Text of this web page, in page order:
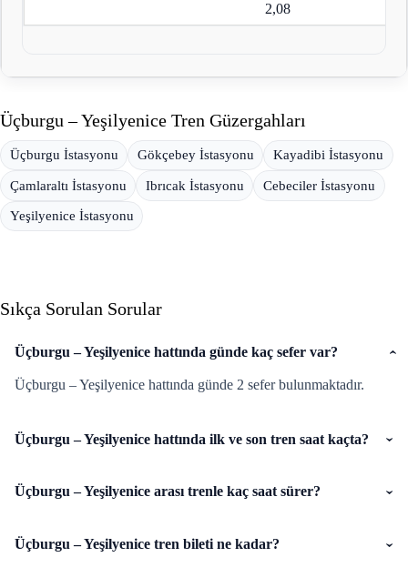
2,08
Üçburgu – Yeşilyenice Tren Güzergahları
Üçburgu İstasyonu Gökçebey İstasyonu Kayadibi İstasyonu
Çamlaraltı İstasyonu Ibrıcak İstasyonu Cebeciler İstasyonu
Yeşilyenice İstasyonu
Sıkça Sorulan Sorular
Üçburgu – Yeşilyenice hattında günde kaç sefer var?
Üçburgu – Yeşilyenice hattında günde 2 sefer bulunmaktadır.
Üçburgu – Yeşilyenice hattında ilk ve son tren saat kaçta?
Üçburgu – Yeşilyenice arası trenle kaç saat sürer?
Üçburgu – Yeşilyenice tren bileti ne kadar?